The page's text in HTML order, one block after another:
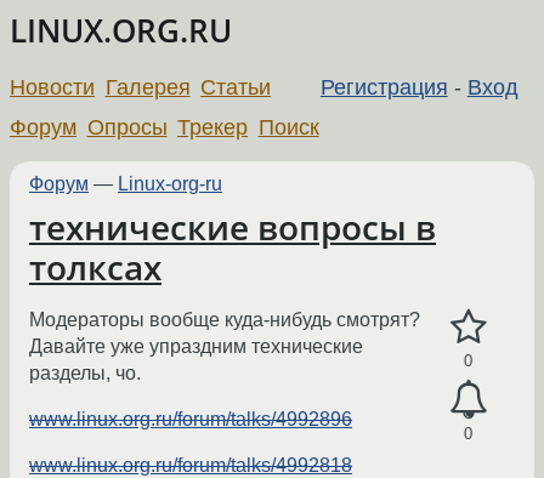
LINUX.ORG.RU
Регистрация - Вход
Новости Галерея Статьи
Форум Опросы Трекер Поиск
Форум — Linux-org-ru
технические вопросы в
толксах
0
0
Модераторы вообще куда-нибудь смотрят?
Давайте уже упраздним технические
разделы, чо.
www.linux.org.ru/forum/talks/4992896
www.linux.org.ru/forum/talks/4992818